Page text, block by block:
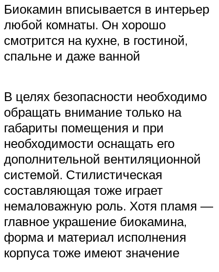
Биокамин вписывается в интерьер
любой комнаты. Он хорошо
смотрится на кухне, в гостиной,
спальне и даже ванной
В целях безопасности необходимо
обращать внимание только на
габариты помещения и при
необходимости оснащать его
дополнительной вентиляционной
системой. Стилистическая
составляющая тоже играет
немаловажную роль. Хотя пламя —
главное украшение биокамина,
форма и материал исполнения
корпуса тоже имеют значение